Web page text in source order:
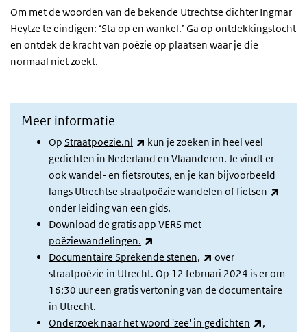
Om met de woorden van de bekende Utrechtse dichter Ingmar
Heytze te eindigen: ‘Sta op en wankel.’ Ga op ontdekkingstocht
en ontdek de kracht van poëzie op plaatsen waar je die
normaal niet zoekt.
Meer informatie
Op Straatpoezie.nl (externe link)
kun je zoeken in heel veel
gedichten in Nederland en Vlaanderen. Je vindt er
ook wandel- en fietsroutes, en je kan bijvoorbeeld
langs Utrechtse straatpoëzie wandelen of fietsen
onder leiding van een gids.
Download de gratis app VERS met
poëziewandelingen.
Documentaire Sprekende stenen,
(externe link)
over
straatpoëzie in Utrecht. Op 12 februari 2024 is er om
16:30 uur een gratis vertoning van de documentaire
in Utrecht.
Onderzoek naar het woord 'zee' in gedichten
(externe
,